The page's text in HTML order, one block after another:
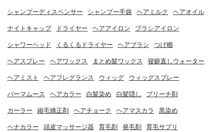
シャンプーディスペンサー シャンプー手袋 ヘアミルク ヘアオイル
ナイトキャップ ドライヤー ヘアアイロン ブラシアイロン
シャワーヘッド くるくるドライヤー ヘアブラシ つげ櫛
ヘアスプレー ヘアワックス まとめ髪ワックス 寝癖直しウォーター
ヘアミスト ヘアフレグランス ウィッグ ウィッグスプレー
パーマムース ヘアカラー 白髪染め 白髪隠し ブリーチ剤
カーラー 縮毛矯正剤 ヘアチョーク ヘアマスカラ 黒染め
ヘナカラー 頭皮マッサージ器 育毛剤 発毛剤 育毛サプリ